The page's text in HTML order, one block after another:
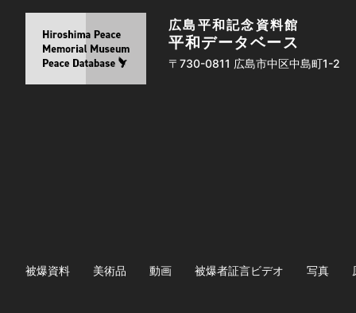
広島平和記念資料館
平和データベース
〒730-0811 広島市中区中島町1-2
被爆資料 美術品 動画 被爆者証言ビデオ 写真